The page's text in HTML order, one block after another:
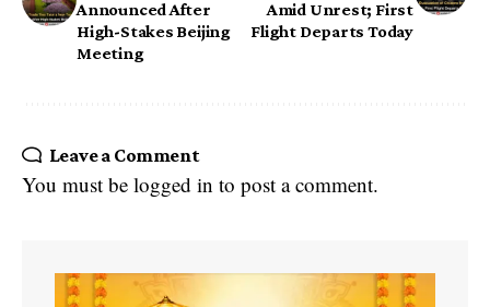
Announced After
High-Stakes Beijing
Meeting
Amid Unrest; First
Flight Departs Today
Leave a Comment
You must be logged in to post a comment.